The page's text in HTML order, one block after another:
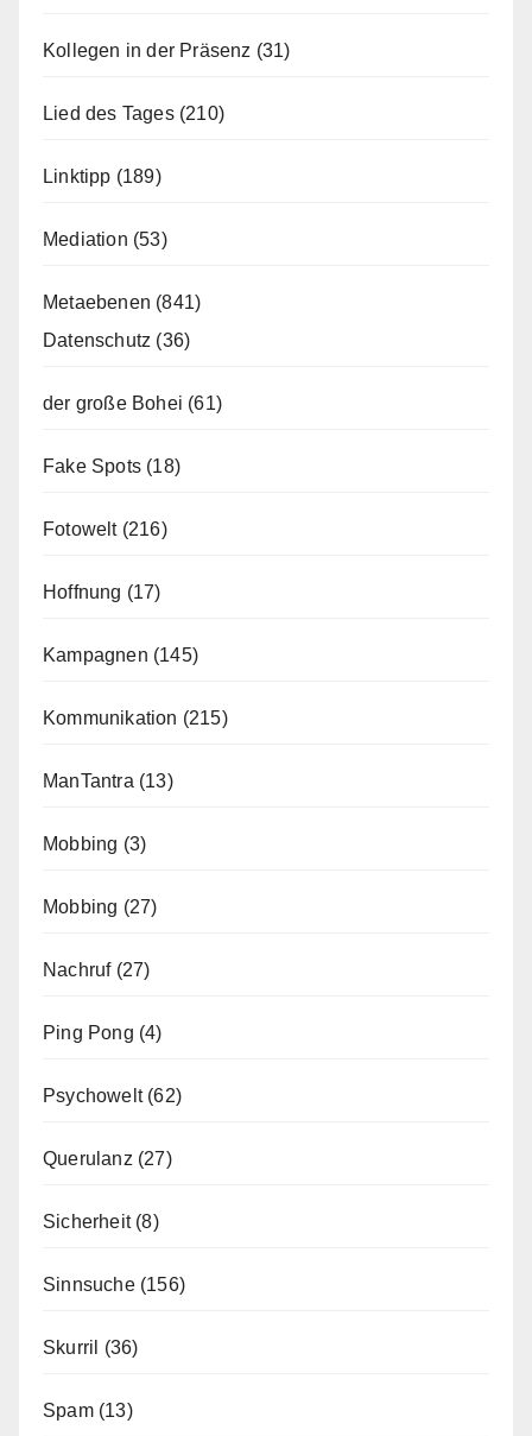
Kollegen in der Präsenz (31)
Lied des Tages(210)
Linktipp (189)
Mediation (53)
Metaebenen (841)
Datenschutz (36)
der große Bohei (61)
Fake Spots (18)
Fotowelt(216)
Hoffnung (17)
Kampagnen (145)
Kommunikation (215)
ManTantra (13)
Mobbing (3)
Mobbing (27)
Nachruf(27)
Ping Pong (4)
Psychowelt(62)
Querulanz (27)
Sicherheit(8)
Sinnsuche(156)
Skurril (36)
Spam(13)